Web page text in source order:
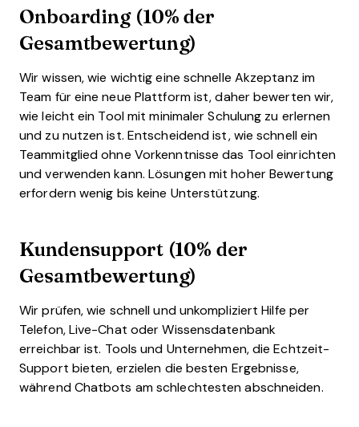
Onboarding (10% der
Gesamtbewertung)
Wir wissen, wie wichtig eine schnelle Akzeptanz im
Team für eine neue Plattform ist, daher bewerten wir,
wie leicht ein Tool mit minimaler Schulung zu erlernen
und zu nutzen ist. Entscheidend ist, wie schnell ein
Teammitglied ohne Vorkenntnisse das Tool einrichten
und verwenden kann. Lösungen mit hoher Bewertung
erfordern wenig bis keine Unterstützung.
Kundensupport (10% der
Gesamtbewertung)
Wir prüfen, wie schnell und unkompliziert Hilfe per
Telefon, Live-Chat oder Wissensdatenbank
erreichbar ist. Tools und Unternehmen, die Echtzeit-
Support bieten, erzielen die besten Ergebnisse,
während Chatbots am schlechtesten abschneiden.